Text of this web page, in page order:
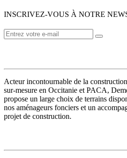
INSCRIVEZ-VOUS À NOTRE
Acteur incontournable de la
sur-mesure en Occitanie et PACA,
propose un large choix de terrains
nos aménageurs fonciers et un
projet de construction.